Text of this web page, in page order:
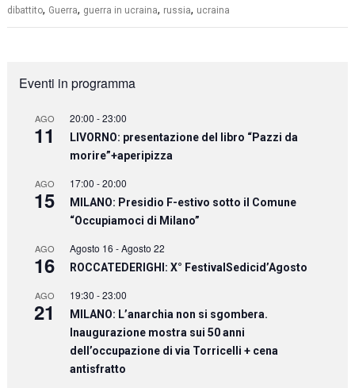
dibattito, Guerra, guerra in ucraina, russia, ucraina
Eventi in programma
AGO
11
20:00 -23:00
LIVORNO: presentazione del libro “Pazzi da
morire”+aperipizza
AGO
15
17:00 -20:00
MILANO: Presidio F-estivo sotto il Comune
“Occupiamoci di Milano”
AGO
16
Agosto 16 -Agosto 22
ROCCATEDERIGHI: X° FestivalSedicid’Agosto
AGO
21
19:30 -23:00
MILANO: L’anarchia non si sgombera.
Inaugurazione mostra sui 50 anni
dell’occupazione di via Torricelli + cena
antisfratto